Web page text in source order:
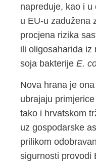
napreduje, kao i
u EU-u zadužena
procjena rizika
ili oligosaharida iz
soja bakterije E.
Nova hrana je
ubrajaju
tako i hrvatskom
uz gospodarske
prilikom
sigurnosti provodi